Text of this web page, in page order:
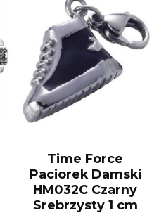
Time Force
Paciorek Damski
HM032C Czarny
Srebrzysty 1 cm